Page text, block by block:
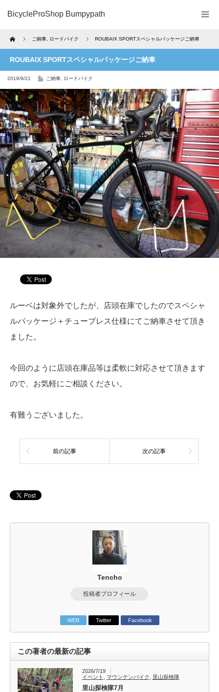
BicycleProShop Bumpypath
Home ご納車 ロードバイク ROUBAIX SPORTスペシャルパッケージご納車
ROUBAIX SPORTスペシャルパッケージご納車
2019/9/21 ご納車 ロードバイク
ルーベは対象外でしたが、店頭在庫でしたのでスペシャ
ルパッケージ＋チューブレス仕様にてご納車させて頂き
ました。
今回のように店頭在庫品等は柔軟に対応させて頂きます
ので、お気軽にご相談ください。
有難うございました。
前の記事 次の記事
Tencho
投稿者プロフィール
WEB Twitter Facebook
この著者の最新の記事
2026/7/19
イベント
マウンテンバイク 里山探検隊
里山探検隊7月